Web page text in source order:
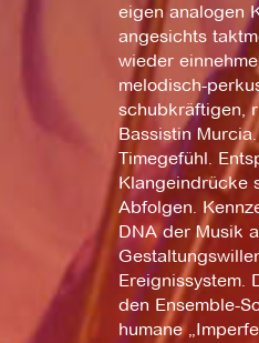
eigen analogen
angesichts
wieder
melodisch-
schubkräftigen,
Bassistin
Timegefühl.
Klangeindrücke
Abfolgen.
DNA der Musik
Ereignissystem.
den Ensemble-
humane